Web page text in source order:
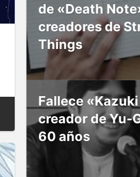
de «Death
creadores de
Things
Fallece
creador de Yu-
60 años